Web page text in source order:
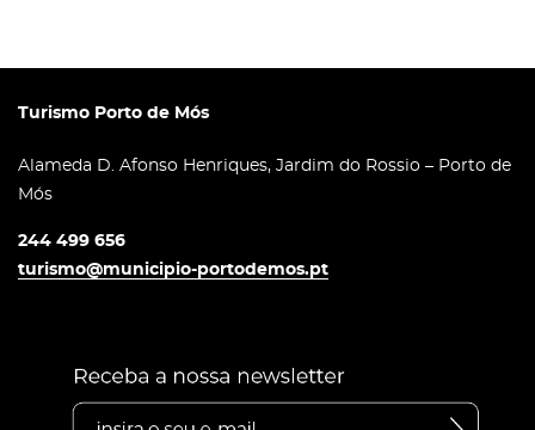
Turismo Porto de Mós
Alameda D. Afonso Henriques, Jardim do Rossio – Porto de
Mós
244 499 656
turismo@municipio-portodemos.pt